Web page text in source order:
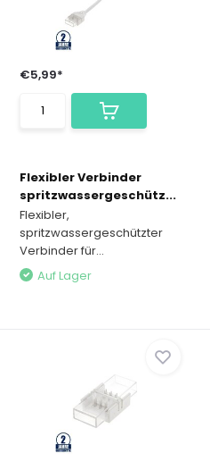
€5,99*
Flexibler Verbinder
spritzwassergeschütz...
Flexibler,
spritzwassergeschützter
Verbinder für...
Auf Lager